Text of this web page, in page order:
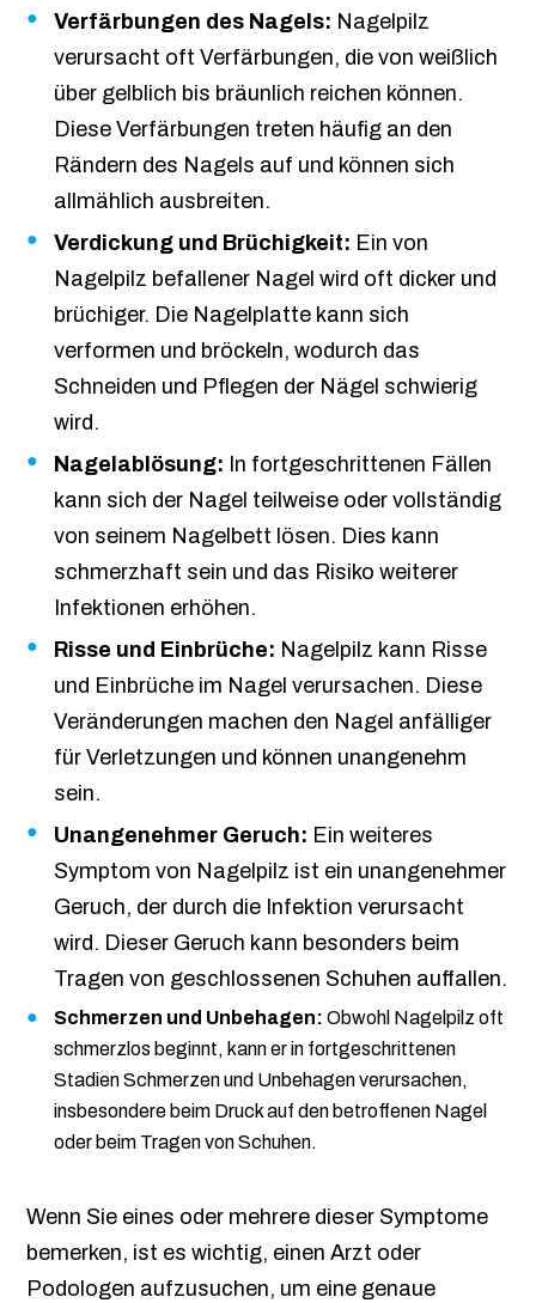
Verfärbungen des Nagels: Nagelpilz
verursacht oft Verfärbungen, die von weißlich
über gelblich bis bräunlich reichen können.
Diese Verfärbungen treten häufig an den
Rändern des Nagels auf und können sich
allmählich ausbreiten.
Verdickung und Brüchigkeit: Ein von
Nagelpilz befallener Nagel wird oft dicker und
brüchiger. Die Nagelplatte kann sich
verformen und bröckeln, wodurch das
Schneiden und Pflegen der Nägel schwierig
wird.
Nagelablösung: In fortgeschrittenen Fällen
kann sich der Nagel teilweise oder vollständig
von seinem Nagelbett lösen. Dies kann
schmerzhaft sein und das Risiko weiterer
Infektionen erhöhen.
Risse und Einbrüche: Nagelpilz kann Risse
und Einbrüche im Nagel verursachen. Diese
Veränderungen machen den Nagel anfälliger
für Verletzungen und können unangenehm
sein.
Unangenehmer Geruch: Ein weiteres
Symptom von Nagelpilz ist ein unangenehmer
Geruch, der durch die Infektion verursacht
wird. Dieser Geruch kann besonders beim
Tragen von geschlossenen Schuhen auffallen.
Schmerzen und Unbehagen: Obwohl Nagelpilz oft
schmerzlos beginnt, kann er in fortgeschrittenen
Stadien Schmerzen und Unbehagen verursachen,
insbesondere beim Druck auf den betroffenen Nagel
oder beim Tragen von Schuhen.
Wenn Sie eines oder mehrere dieser Symptome
bemerken, ist es wichtig, einen Arzt oder
Podologen aufzusuchen, um eine genaue